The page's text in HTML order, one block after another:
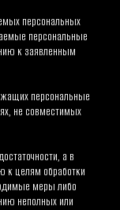
персональных
персональные
к заявленным
персональные
не совместимых
а в
к целям обработки
меры либо
неполных или